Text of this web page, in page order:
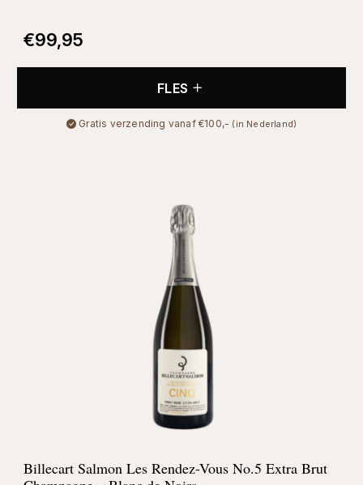
€99,95
FLES
Gratis verzending vanaf €100,- (in Nederland)
Billecart Salmon Les Rendez-Vous No.5 Extra Brut